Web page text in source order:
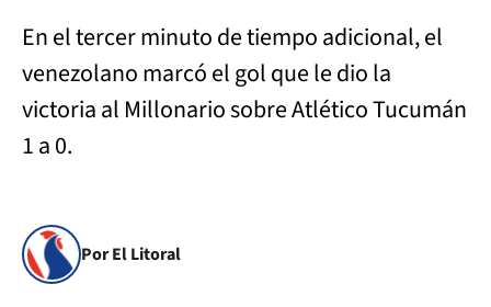
En el tercer minuto de tiempo adicional, el
venezolano marcó el gol que le dio la
victoria al Millonario sobre Atlético Tucumán
1 a 0.
Por El Litoral